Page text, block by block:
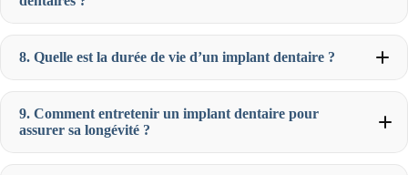
8. Quelle est la durée de vie d’un implant dentaire ?
9. Comment entretenir un implant dentaire pour
assurer sa longévité ?